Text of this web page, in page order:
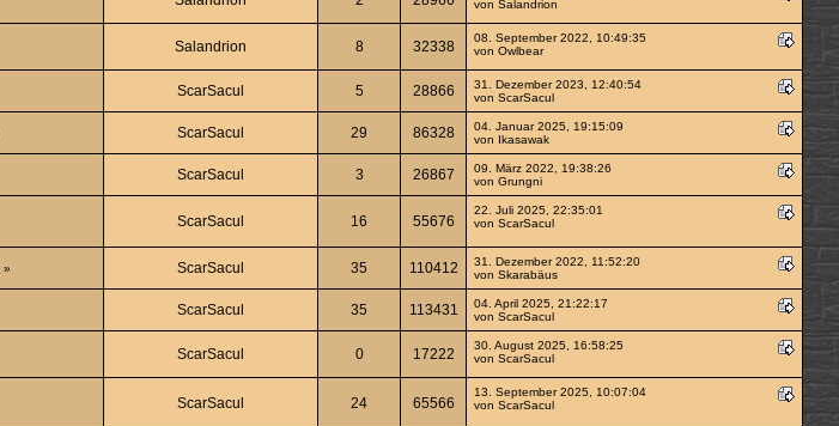
von Salandrion
Salandrion 8 32338
08. September 2022, 10:49:35
von Owlbear
ScarSacul 5 28866
31. Dezember 2023, 12:40:54
von ScarSacul
ScarSacul 29 86328
04. Januar 2025, 19:15:09
von Ikasawak
ScarSacul 3 26867
09. März 2022, 19:38:26
von Grungni
ScarSacul 16 55676
22. Juli 2025, 22:35:01
von ScarSacul
» ScarSacul 35 110412
31. Dezember 2022, 11:52:20
von Skarabäus
ScarSacul 35 113431
04. April 2025, 21:22:17
von ScarSacul
ScarSacul 0 17222
30. August 2025, 16:58:25
von ScarSacul
ScarSacul 24 65566
13. September 2025, 10:07:04
von ScarSacul